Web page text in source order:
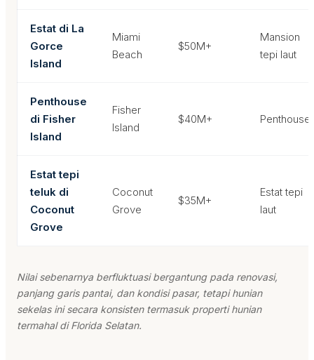
Estat di La
Gorce
Island
Miami
Beach
$50M+
Mansion
tepi laut
Penthouse
di Fisher
Island
Fisher
Island
$40M+ Penthouse
Estat tepi
teluk di
Coconut
Grove
Coconut
Grove
$35M+
Estat tepi
laut
Nilai sebenarnya berfluktuasi bergantung pada renovasi,
panjang garis pantai, dan kondisi pasar, tetapi hunian
sekelas ini secara konsisten termasuk properti hunian
termahal di Florida Selatan.